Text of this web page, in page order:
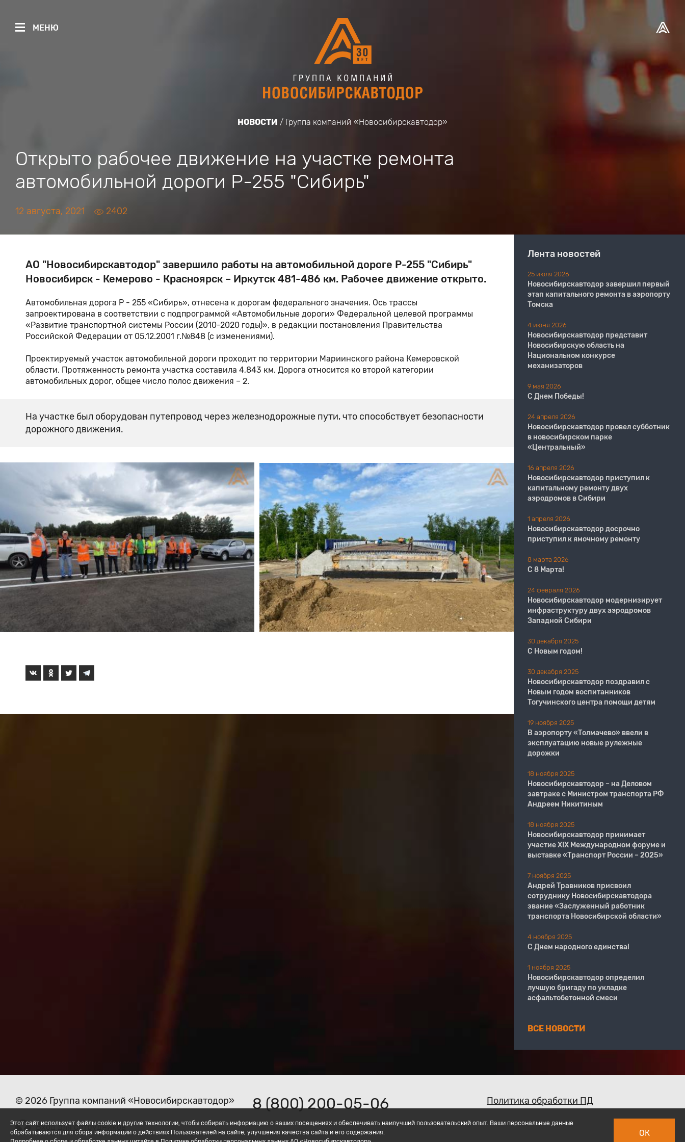
МЕНЮ
НОВОСТИ Группа компаний «Новосибирскавтодор»
Открыто рабочее движение на участке ремонта
автомобильной дороги Р-255 "Сибирь"
12 августа, 2021 2402
АО "Новосибирскавтодор" завершило работы на автомобильной дороге Р-255 "Сибирь"
Новосибирск - Кемерово - Красноярск – Иркутск 481-486 км. Рабочее движение открыто.
Автомобильная дорога Р - 255 «Сибирь», отнесена к дорогам федерального значения. Ось трассы
запроектирована в соответствии с подпрограммой «Автомобильные дороги» Федеральной целевой программы
«Развитие транспортной системы России (2010-2020 годы)», в редакции постановления Правительства
Российской Федерации от 05.12.2001 г.№848 (с изменениями).
Проектируемый участок автомобильной дороги проходит по территории Мариинского района Кемеровской
области. Протяженность ремонта участка составила 4,843 км. Дорога относится ко второй категории
автомобильных дорог, общее число полос движения – 2.
На участке был оборудован путепровод через железнодорожные пути, что способствует безопасности
дорожного движения.
Лента новостей
25 июля 2026
Новосибирскавтодор завершил первый
этап капитального ремонта в аэропорту
Томска
4 июня 2026
Новосибирскавтодор представит
Новосибирскую область на
Национальном конкурсе
механизаторов
9 мая 2026
С Днем Победы!
24 апреля 2026
Новосибирскавтодор провел субботник
в новосибирском парке
«Центральный»
16 апреля 2026
Новосибирскавтодор приступил к
капитальному ремонту двух
аэродромов в Сибири
1 апреля 2026
Новосибирскавтодор досрочно
приступил к ямочному ремонту
8 марта 2026
С 8 Марта!
24 февраля 2026
Новосибирскавтодор модернизирует
инфраструктуру двух аэродромов
Западной Сибири
30 декабря 2025
С Новым годом!
30 декабря 2025
Новосибирскавтодор поздравил с
Новым годом воспитанников
Тогучинского центра помощи детям
19 ноября 2025
В аэропорту «Толмачево» ввели в
эксплуатацию новые рулежные
дорожки
18 ноября 2025
Новосибирскавтодор – на Деловом
завтраке с Министром транспорта РФ
Андреем Никитиным
18 ноября 2025
Новосибирскавтодор принимает
участие XIX Международном форуме и
выставке «Транспорт России – 2025»
7 ноября 2025
Андрей Травников присвоил
сотруднику Новосибирскавтодора
звание «Заслуженный работник
транспорта Новосибирской области»
4 ноября 2025
С Днем народного единства!
1 ноября 2025
Новосибирскавтодор определил
лучшую бригаду по укладке
асфальтобетонной смеси
ВСЕ НОВОСТИ
© 2026 Группа компаний «Новосибирскавтодор» 8 (800) 200-05-06 Политика обработки ПД
Вход для сотрудников
Этот сайт использует файлы cookie и другие технологии, чтобы собирать информацию о ваших посещениях и обеспечивать наилучший пользовательский опыт. Ваши персональные данные
обрабатываются для сбора информации о действиях Пользователей на сайте, улучшения качества сайта и его содержания.
ОК